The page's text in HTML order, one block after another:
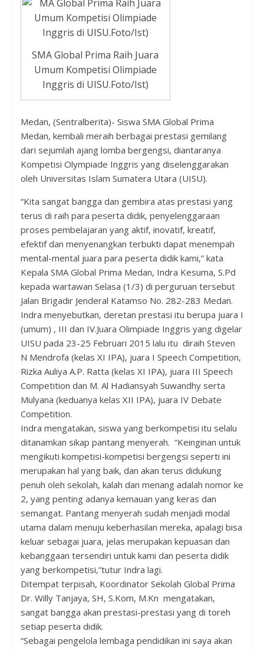
SMA Global Prima Raih Juara
Umum Kompetisi Olimpiade
Inggris di UISU.Foto/Ist)
Medan, (Sentralberita)- Siswa SMA Global Prima
Medan, kembali meraih berbagai prestasi gemilang
dari sejumlah ajang lomba bergengsi, diantaranya
Kompetisi Olympiade Inggris yang diselenggarakan
oleh Universitas Islam Sumatera Utara (UISU).
“Kita sangat bangga dan gembira atas prestasi yang
terus di raih para peserta didik, penyelenggaraan
proses pembelajaran yang aktif, inovatif, kreatif,
efektif dan menyenangkan terbukti dapat menempah
mental-mental juara para peserta didik kami,” kata
Kepala SMA Global Prima Medan, Indra Kesuma, S.Pd
kepada wartawan Selasa (1/3) di perguruan tersebut
Jalan Brigadir Jenderal Katamso No. 282-283 Medan.
Indra menyebutkan, deretan prestasi itu berupa juara I
(umum) , III dan IV.Juara Olimpiade Inggris yang digelar
UISU pada 23-25 Februari 2015 lalu itu diraih Steven
N Mendrofa (kelas XI IPA), juara I Speech Competition,
Rizka Auliya A.P. Ratta (kelas XI IPA), juara III Speech
Competition dan M. Al Hadiansyah Suwandhy serta
Mulyana (keduanya kelas XII IPA), juara IV Debate
Competition.
Indra mengatakan, siswa yang berkompetisi itu selalu
ditanamkan sikap pantang menyerah. “Keinginan untuk
mengikuti kompetisi-kompetisi bergengsi seperti ini
merupakan hal yang baik, dan akan terus didukung
penuh oleh sekolah, kalah dan menang adalah nomor ke
2, yang penting adanya kemauan yang keras dan
semangat. Pantang menyerah sudah menjadi modal
utama dalam menuju keberhasilan mereka, apalagi bisa
keluar sebagai juara, jelas merupakan kepuasan dan
kebanggaan tersendiri untuk kami dan peserta didik
yang berkompetisi,”tutur Indra lagi.
Ditempat terpisah, Koordinator Sekolah Global Prima
Dr. Willy Tanjaya, SH, S.Kom, M.Kn mengatakan,
sangat bangga akan prestasi-prestasi yang di toreh
setiap peserta didik.
“Sebagai pengelola lembaga pendidikan ini saya akan